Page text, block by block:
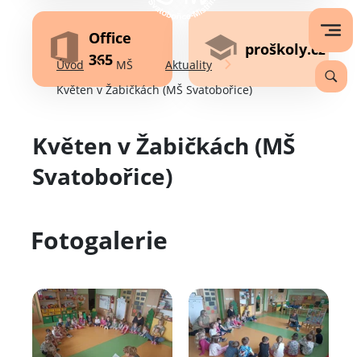
Office
365
proškoly.cz
Úvod MŠ
Aktuality
Květen v Žabičkách (MŠ Svatobořice)
Květen v Žabičkách (MŠ
Svatobořice)
Fotogalerie